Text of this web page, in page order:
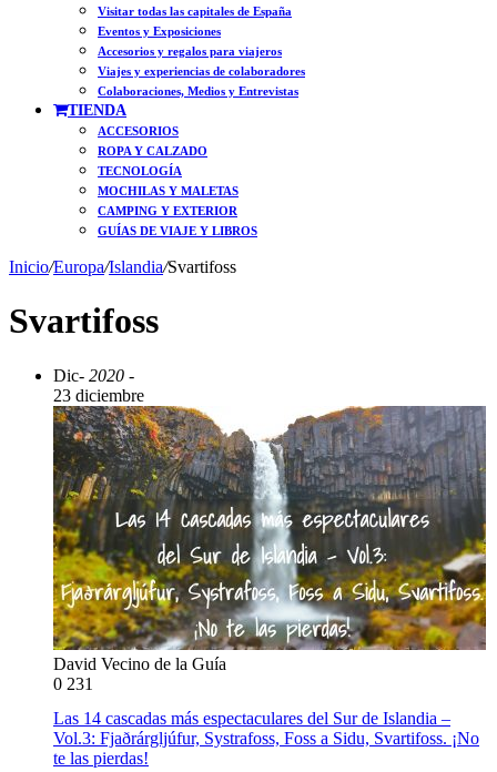
Visitar todas las capitales de España
Eventos y Exposiciones
Accesorios y regalos para viajeros
Viajes y experiencias de colaboradores
Colaboraciones, Medios y Entrevistas
TIENDA
ACCESORIOS
ROPA Y CALZADO
TECNOLOGÍA
MOCHILAS Y MALETAS
CAMPING Y EXTERIOR
GUÍAS DE VIAJE Y LIBROS
Inicio/Europa/Islandia/Svartifoss
Svartifoss
Dic- 2020 -
23 diciembre
David Vecino de la Guía
0 231
Las 14 cascadas más espectaculares del Sur de Islandia –
Vol.3: Fjaðrárgljúfur, Systrafoss, Foss a Sidu, Svartifoss. ¡No
te las pierdas!